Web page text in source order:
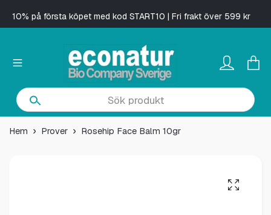
10% på första köpet med kod START10 | Fri frakt över 599 kr
Hem Prover Rosehip Face Balm 10gr